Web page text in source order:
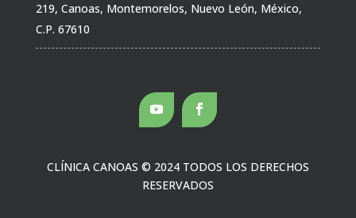
219, Canoas, Montemorelos, Nuevo León, México,
C.P. 67610
CLÍNICA CANOAS © 2024 TODOS LOS DERECHOS
RESERVADOS